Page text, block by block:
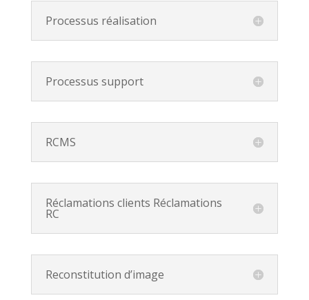
Processus réalisation
Processus support
RCMS
Réclamations clients Réclamations
RC
Reconstitution d’image